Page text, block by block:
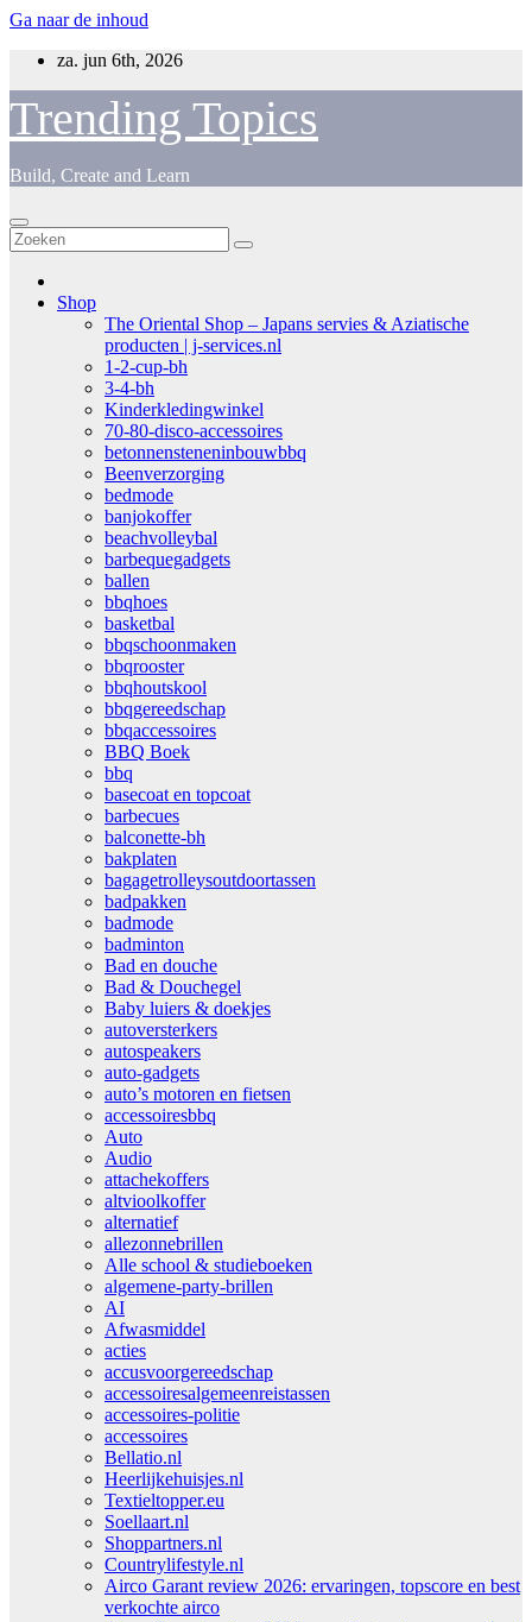
Ga naar de inhoud
za. jun 6th, 2026
Trending Topics
Build, Create and Learn
Shop
The Oriental Shop – Japans servies & Aziatische
producten | j-services.nl
1-2-cup-bh
3-4-bh
Kinderkledingwinkel
70-80-disco-accessoires
betonnensteneninbouwbbq
Beenverzorging
bedmode
banjokoffer
beachvolleybal
barbequegadgets
ballen
bbqhoes
basketbal
bbqschoonmaken
bbqrooster
bbqhoutskool
bbqgereedschap
bbqaccessoires
BBQ Boek
bbq
basecoat en topcoat
barbecues
balconette-bh
bakplaten
bagagetrolleysoutdoortassen
badpakken
badmode
badminton
Bad en douche
Bad & Douchegel
Baby luiers & doekjes
autoversterkers
autospeakers
auto-gadgets
auto’s motoren en fietsen
accessoiresbbq
Auto
Audio
attachekoffers
altvioolkoffer
alternatief
allezonnebrillen
Alle school & studieboeken
algemene-party-brillen
AI
Afwasmiddel
acties
accusvoorgereedschap
accessoiresalgemeenreistassen
accessoires-politie
accessoires
Bellatio.nl
Heerlijkehuisjes.nl
Textieltopper.eu
Soellaart.nl
Shoppartners.nl
Countrylifestyle.nl
Airco Garant review 2026: ervaringen, topscore en best
verkochte airco